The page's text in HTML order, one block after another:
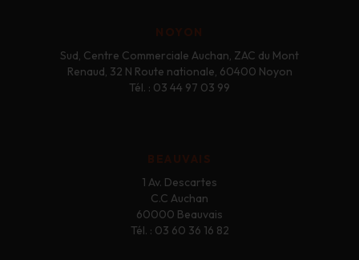
NOYON
Sud, Centre Commerciale Auchan, ZAC du Mont
Renaud, 32 N Route nationale, 60400 Noyon
Tél. : 03 44 97 03 99
BEAUVAIS
1 Av. Descartes
C.C Auchan
60000 Beauvais
Tél. : 03 60 36 16 82